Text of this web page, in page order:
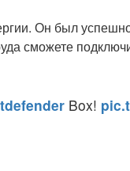
Он был
сможете
Box!